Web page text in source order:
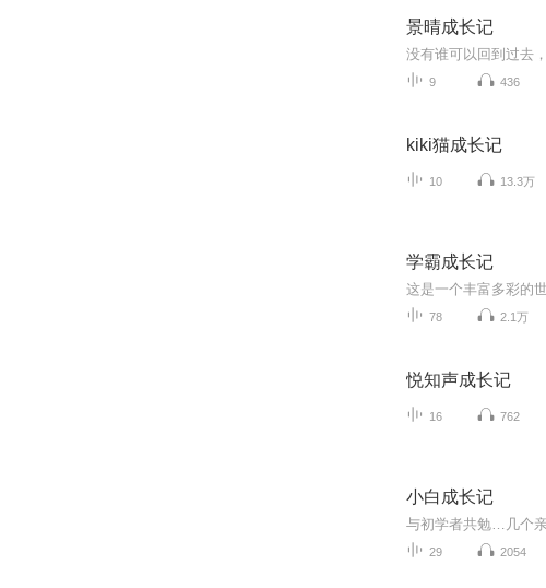
景晴成长记
9 436
kiki猫成长记
10 13.3万
学霸成长记
78 2.1万
悦知声成长记
16 762
小白成长记
29 2054